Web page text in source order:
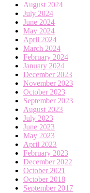
August 2024
July 2024
June 2024
May 2024
April 2024
March 2024
February 2024
January 2024
December 2023
November 2023
October 2023
September 2023
August 2023
July 2023
June 2023
May 2023
April 2023
February 2023
December 2022
October 2021
October 2018
September 2017